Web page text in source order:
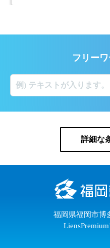
フリー
詳細な
福岡県福岡市博